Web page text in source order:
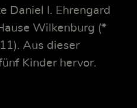
Daniel I. Ehrengard
Wilkenburg (*
Aus dieser
Kinder hervor.